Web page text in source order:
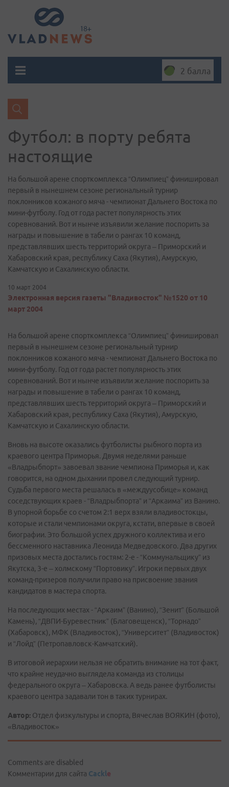
2 балла
Футбол: в порту ребята
настоящие
На большой арене спорткомплекса “Олимпиец” финишировал
первый в нынешнем сезоне региональный турнир
поклонников кожаного мяча - чемпионат Дальнего Востока по
мини-футболу. Год от года растет популярность этих
соревнований. Вот и нынче изъявили желание поспорить за
награды и повышение в табели о рангах 10 команд,
представлявших шесть территорий округа – Приморский и
Хабаровский края, республику Саха (Якутия), Амурскую,
Камчатскую и Сахалинскую области.
10 март 2004
Электронная версия газеты "Владивосток" №1520 от 10
март 2004
На большой арене спорткомплекса “Олимпиец” финишировал
первый в нынешнем сезоне региональный турнир
поклонников кожаного мяча - чемпионат Дальнего Востока по
мини-футболу. Год от года растет популярность этих
соревнований. Вот и нынче изъявили желание поспорить за
награды и повышение в табели о рангах 10 команд,
представлявших шесть территорий округа – Приморский и
Хабаровский края, республику Саха (Якутия), Амурскую,
Камчатскую и Сахалинскую области.
Вновь на высоте оказались футболисты рыбного порта из
краевого центра Приморья. Двумя неделями раньше
«Владрыбпорт» завоевал звание чемпиона Приморья и, как
говорится, на одном дыхании провел следующий турнир.
Судьба первого места решалась в «междуусобице» команд
соседствующих краев - “Владрыбпорта” и “Аркаима” из Ванино.
В упорной борьбе со счетом 2:1 верх взяли владивостокцы,
которые и стали чемпионами округа, кстати, впервые в своей
биографии. Это большой успех дружного коллектива и его
бессменного наставника Леонида Медведовского. Два других
призовых места достались гостям: 2-е - “Коммунальщику” из
Якутска, 3-е – холмскому “Портовику”. Игроки первых двух
команд-призеров получили право на присвоение звания
кандидатов в мастера спорта.
На последующих местах - “Аркаим” (Ванино), “Зенит” (Большой
Камень), “ДВПИ-Буревестник” (Благовещенск), “Торнадо”
(Хабаровск), МФК (Владивосток), “Университет” (Владивосток)
и “Лойд” (Петропавловск-Камчатский).
В итоговой иерархии нельзя не обратить внимание на тот факт,
что крайне неудачно выглядела команда из столицы
федерального округа – Хабаровска. А ведь ранее футболисты
краевого центра задавали тон в таких турнирах.
Автор: Отдел физкультуры и спорта, Вячеслав ВОЯКИН (фото),
«Владивосток»
Comments are disabled
Комментарии для сайта Cackle